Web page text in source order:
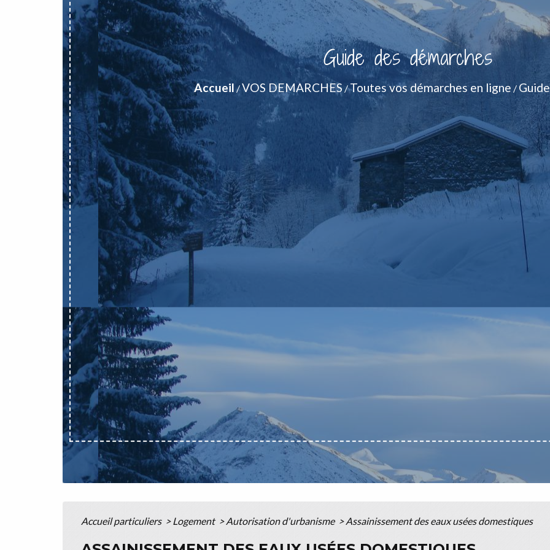
Guide des démarches
Accueil/VOS DEMARCHES /Toutes vos démarches en ligne /
Accueil particuliers > Logement > Autorisation d'urbanisme > Assainissement des eaux usées domestiques